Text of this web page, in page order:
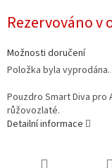
cena:
Rezervováno v
Možnosti doručení
Položka byla
Pouzdro Smart Diva pro
růžovozlaté.
Detailní informace